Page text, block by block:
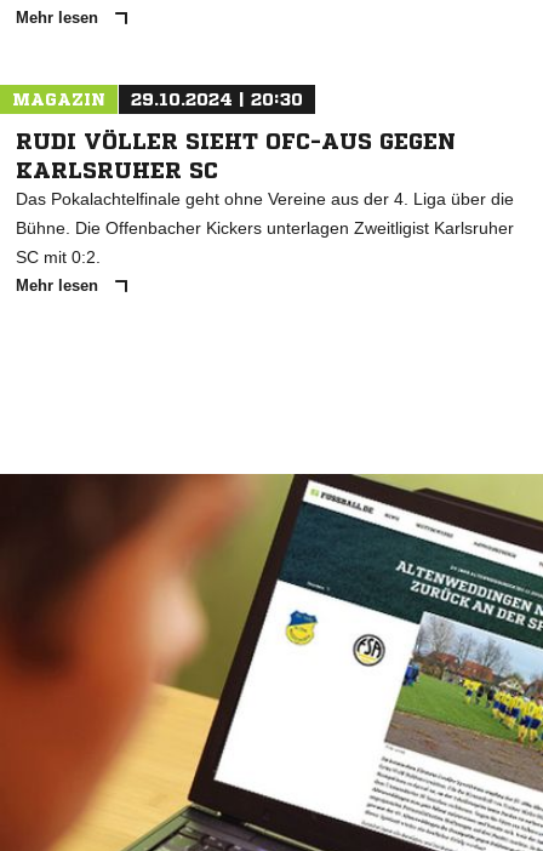
Mehr lesen
MAGAZIN 29.10.2024 | 20:30
RUDI VÖLLER SIEHT OFC-AUS GEGEN
KARLSRUHER SC
Das Pokalachtelfinale geht ohne Vereine aus der 4. Liga über die
Bühne. Die Offenbacher Kickers unterlagen Zweitligist Karlsruher
SC mit 0:2.
Mehr lesen